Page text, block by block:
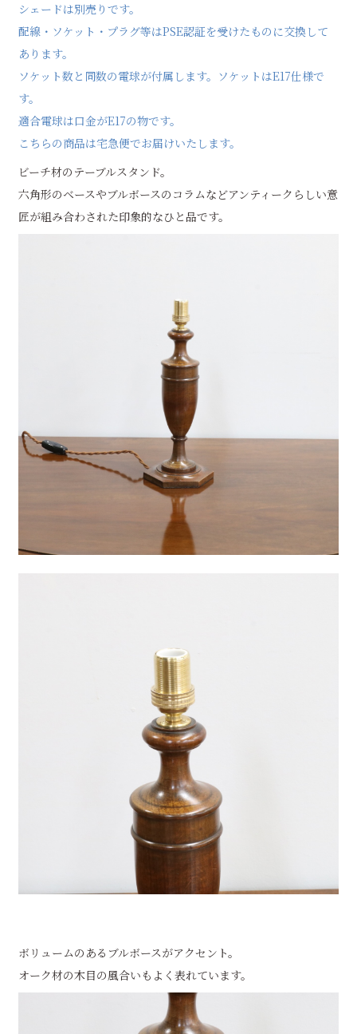
シェードは別売りです。
配線・ソケット・プラグ等はPSE認証を受けたものに交換して
あります。
ソケット数と同数の電球が付属します。ソケットはE17仕様で
す。
適合電球は口金がE17の物です。
こちらの商品は宅急便でお届けいたします。
ビーチ材のテーブルスタンド。
六角形のベースやブルボースのコラムなどアンティークらしい意
匠が組み合わされた印象的なひと品です。
ボリュームのあるブルボースがアクセント。
オーク材の木目の風合いもよく表れています。